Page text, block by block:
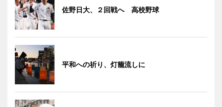
佐野日大、２回戦へ 高校野球
平和への祈り、灯籠流しに